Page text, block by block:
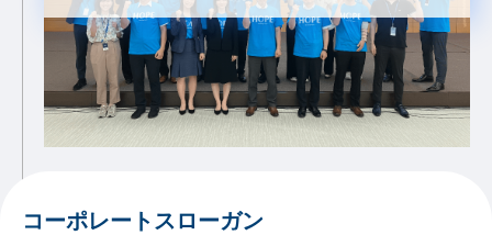
高い従業員エンゲージメントを実現する組織風土・
カルチャーの醸成
コーポレートスローガン